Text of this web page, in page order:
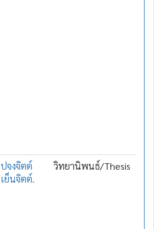
ปจงจิตต์
เย็นจิตต์.
วิทยานิพนธ์/Thesis